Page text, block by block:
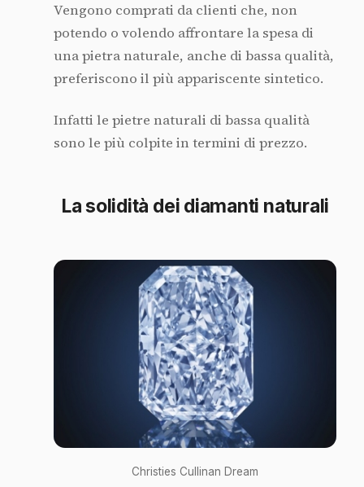
Vengono comprati da clienti che, non
potendo o volendo affrontare la spesa di
una pietra naturale, anche di bassa qualità,
preferiscono il più appariscente sintetico.
Infatti le pietre naturali di bassa qualità
sono le più colpite in termini di prezzo.
La solidità dei diamanti naturali
Christies Cullinan Dream